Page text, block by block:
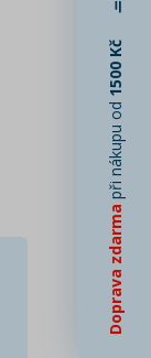
Doprava zdarma
při nákupu od
1500 Kč